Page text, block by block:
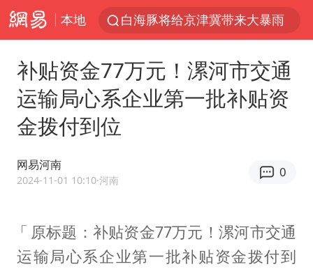
本地
白海豚将给京津冀带来大暴雨
《披荆斩棘2026》阵容官宣
上海有出现龙卷潜势
女子发现前夫婚内与第三者育子
2025年小学教师减少13.19万
王艺迪2-4不敌张本美和止步4强
补贴资金77万元！漯河市交通
运输局心系企业第一批补贴资
金拨付到位
网易河南
2024-11-01 10:10·河南
0
原标题：补贴资金77万元！漯河市交通
运输局心系企业第一批补贴资金拨付到